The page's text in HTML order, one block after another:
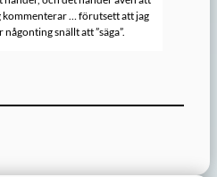
kommenterar … förutsett att jag
någonting snällt att ”säga”.